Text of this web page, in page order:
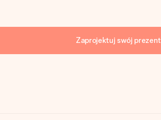
Zaprojektuj swój prezent